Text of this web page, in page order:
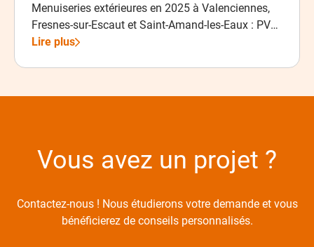
Fresnes-sur-Escaut et Saint-Amand-
les-Eaux ?
Menuiseries extérieures en 2025 à Valenciennes,
Fresnes-sur-Escaut et Saint-Amand-les-Eaux : PVC,
aluminium ou mixte ? Découvrez quel matériau
Lire plus
Vous avez un projet ?
Contactez-nous ! Nous étudierons votre demande et vous
bénéficierez de conseils personnalisés.